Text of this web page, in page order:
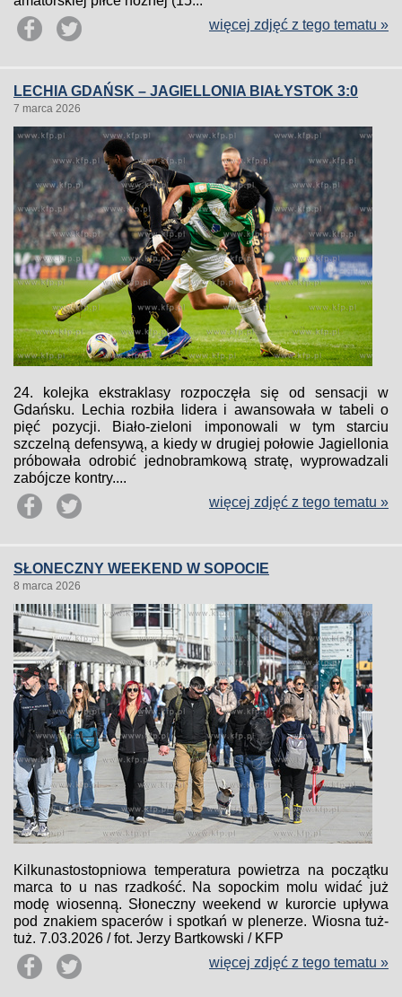
więcej zdjęć z tego tematu »
LECHIA GDAŃSK – JAGIELLONIA BIAŁYSTOK 3:0
7 marca 2026
24. kolejka ekstraklasy rozpoczęła się od sensacji w
Gdańsku. Lechia rozbiła lidera i awansowała w tabeli o
pięć pozycji. Biało-zieloni imponowali w tym starciu
szczelną defensywą, a kiedy w drugiej połowie Jagiellonia
próbowała odrobić jednobramkową stratę, wyprowadzali
zabójcze kontry....
więcej zdjęć z tego tematu »
SŁONECZNY WEEKEND W SOPOCIE
8 marca 2026
Kilkunastostopniowa temperatura powietrza na początku
marca to u nas rzadkość. Na sopockim molu widać już
modę wiosenną. Słoneczny weekend w kurorcie upływa
pod znakiem spacerów i spotkań w plenerze. Wiosna tuż-
tuż. 7.03.2026 / fot. Jerzy Bartkowski / KFP
więcej zdjęć z tego tematu »